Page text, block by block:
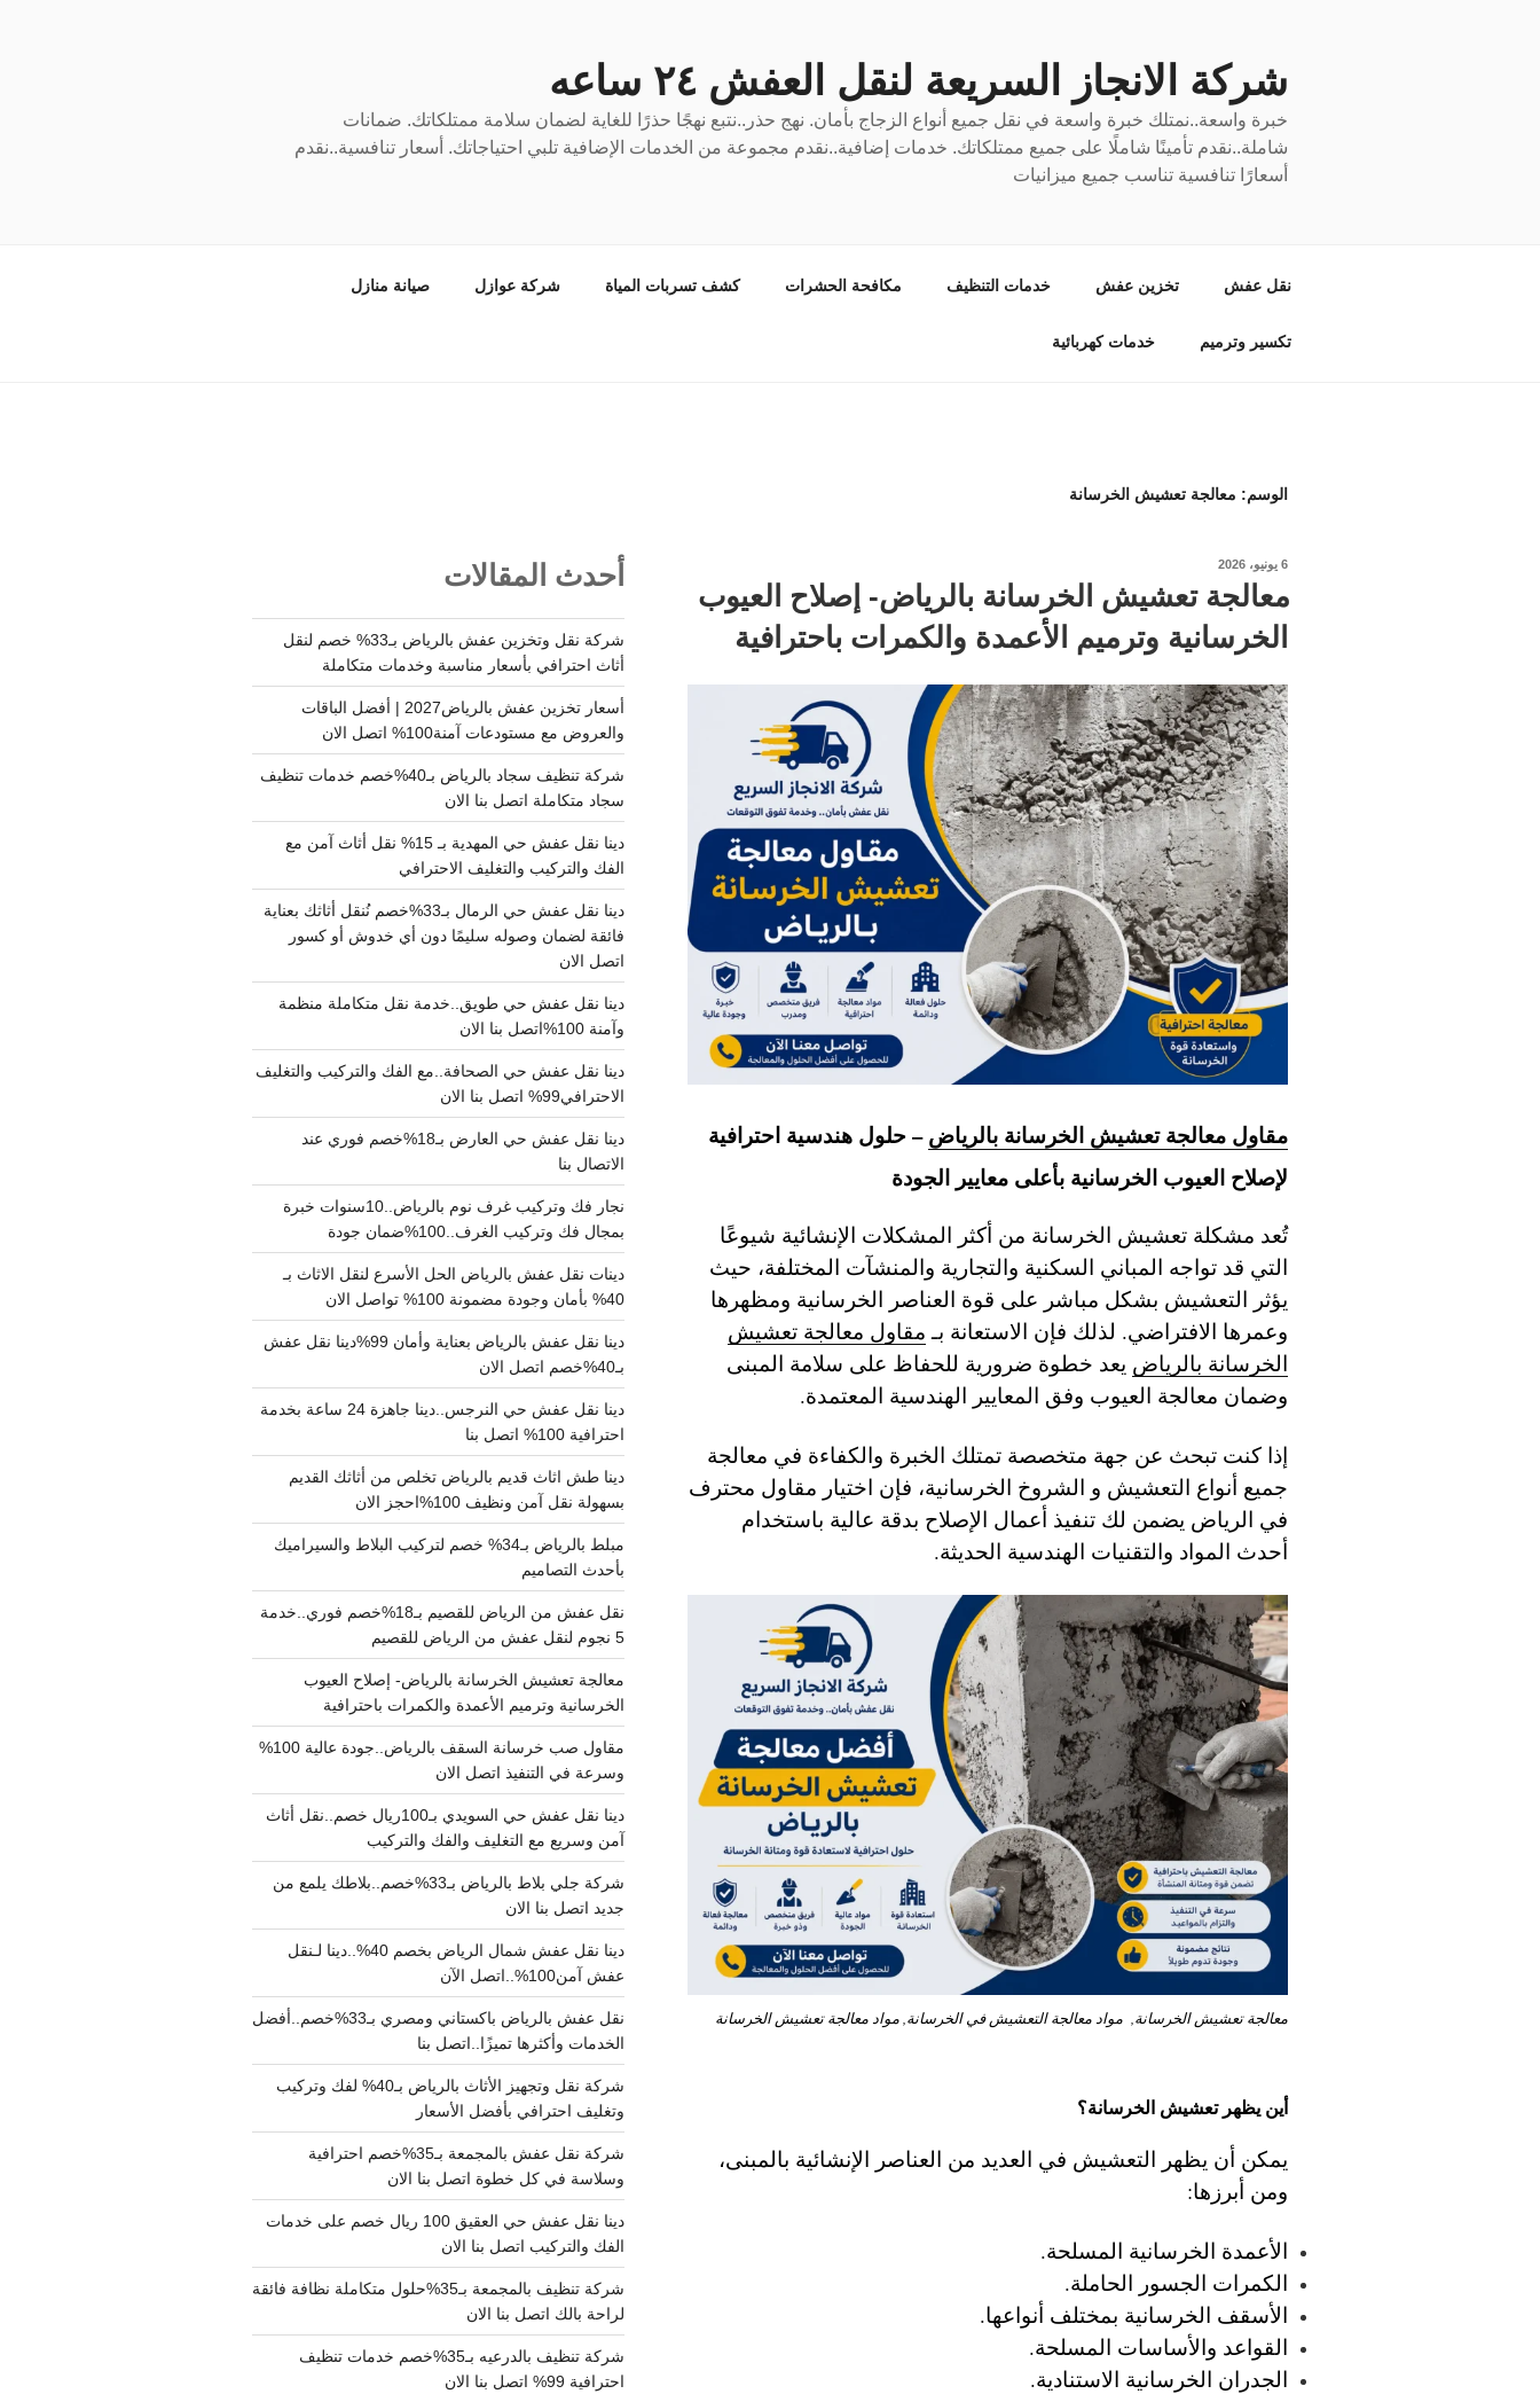
شركة الانجاز السريعة لنقل العفش ٢٤ ساعه
خبرة واسعة..نمتلك خبرة واسعة في نقل جميع أنواع الزجاج بأمان. نهج حذر..نتبع نهجًا حذرًا للغاية لضمان سلامة ممتلكاتك. ضمانات
شاملة..نقدم تأمينًا شاملًا على جميع ممتلكاتك. خدمات إضافية..نقدم مجموعة من الخدمات الإضافية تلبي احتياجاتك. أسعار تنافسية..نقدم
أسعارًا تنافسية تناسب جميع ميزانيات
نقل عفش تخزين عفش خدمات التنظيف مكافحة الحشرات كشف تسربات المياة شركة عوازل صيانة منازل
تكسير وترميم خدمات كهربائية
الوسم: معالجة تعشيش الخرسانة
نُشر
6 يونيو، 2026
معالجة تعشيش الخرسانة بالرياض- إصلاح العيوب
الخرسانية وترميم الأعمدة والكمرات باحترافية
مقاول معالجة تعشيش الخرسانة بالرياض– حلول هندسية احترافية
لإصلاح العيوب الخرسانية بأعلى معايير الجودة
تُعد مشكلة تعشيش الخرسانة من أكثر المشكلات الإنشائية شيوعًا
التي قد تواجه المباني السكنية والتجارية والمنشآت المختلفة، حيث
يؤثر التعشيش بشكل مباشر على قوة العناصر الخرسانية ومظهرها
وعمرها الافتراضي. لذلك فإن الاستعانة بـ مقاول معالجة تعشيش
الخرسانة بالرياض يعد خطوة ضرورية للحفاظ على سلامة المبنى
وضمان معالجة العيوب وفق المعايير الهندسية المعتمدة.
إذا كنت تبحث عن جهة متخصصة تمتلك الخبرة والكفاءة في معالجة
جميع أنواع التعشيش و الشروخ الخرسانية، فإن اختيار مقاول محترف
في الرياض يضمن لك تنفيذ أعمال الإصلاح بدقة عالية باستخدام
أحدث المواد والتقنيات الهندسية الحديثة.
معالجة تعشيش الخرسانة, مواد معالجة التعشيش في الخرسانة, مواد معالجة تعشيش الخرسانة
أين يظهر تعشيش الخرسانة؟
يمكن أن يظهر التعشيش في العديد من العناصر الإنشائية بالمبنى،
ومن أبرزها:
الأعمدة الخرسانية المسلحة.
الكمرات الجسور الحاملة.
الأسقف الخرسانية بمختلف أنواعها.
القواعد والأساسات المسلحة.
الجدران الخرسانية الاستنادية.
أحدث المقالات
شركة نقل وتخزين عفش بالرياض بـ33% خصم لنقل
أثاث احترافي بأسعار مناسبة وخدمات متكاملة
أسعار تخزين عفش بالرياض2027 | أفضل الباقات
والعروض مع مستودعات آمنة100% اتصل الان
شركة تنظيف سجاد بالرياض بـ40%خصم خدمات تنظيف
سجاد متكاملة اتصل بنا الان
دينا نقل عفش حي المهدية بـ 15% نقل أثاث آمن مع
الفك والتركيب والتغليف الاحترافي
دينا نقل عفش حي الرمال بـ33%خصم نُنقل أثاثك بعناية
فائقة لضمان وصوله سليمًا دون أي خدوش أو كسور
اتصل الان
دينا نقل عفش حي طويق..خدمة نقل متكاملة منظمة
وآمنة 100%اتصل بنا الان
دينا نقل عفش حي الصحافة..مع الفك والتركيب والتغليف
الاحترافي99% اتصل بنا الان
دينا نقل عفش حي العارض بـ18%خصم فوري عند
الاتصال بنا
نجار فك وتركيب غرف نوم بالرياض..10سنوات خبرة
بمجال فك وتركيب الغرف..100%ضمان جودة
دينات نقل عفش بالرياض الحل الأسرع لنقل الاثاث بـ
40% بأمان وجودة مضمونة 100% تواصل الان
دينا نقل عفش بالرياض بعناية وأمان 99%دينا نقل عفش
بـ40%خصم اتصل الان
دينا نقل عفش حي النرجس..دينا جاهزة 24 ساعة بخدمة
احترافية 100% اتصل بنا
دينا طش اثاث قديم بالرياض تخلص من أثاثك القديم
بسهولة نقل آمن ونظيف 100%احجز الان
مبلط بالرياض بـ34% خصم لتركيب البلاط والسيراميك
بأحدث التصاميم
نقل عفش من الرياض للقصيم بـ18%خصم فوري..خدمة
5 نجوم لنقل عفش من الرياض للقصيم
معالجة تعشيش الخرسانة بالرياض- إصلاح العيوب
الخرسانية وترميم الأعمدة والكمرات باحترافية
مقاول صب خرسانة السقف بالرياض..جودة عالية 100%
وسرعة في التنفيذ اتصل الان
دينا نقل عفش حي السويدي بـ100ريال خصم..نقل أثاث
آمن وسريع مع التغليف والفك والتركيب
شركة جلي بلاط بالرياض بـ33%خصم..بلاطك يلمع من
جديد اتصل بنا الان
دينا نقل عفش شمال الرياض بخصم 40%..دينا لـنقل
عفش آمن100%..اتصل الآن
نقل عفش بالرياض باكستاني ومصري بـ33%خصم..أفضل
الخدمات وأكثرها تميزًا..اتصل بنا
شركة نقل وتجهيز الأثاث بالرياض بـ40% لفك وتركيب
وتغليف احترافي بأفضل الأسعار
شركة نقل عفش بالمجمعة بـ35%خصم احترافية
وسلاسة في كل خطوة اتصل بنا الان
دينا نقل عفش حي العقيق 100 ريال خصم على خدمات
الفك والتركيب اتصل بنا الان
شركة تنظيف بالمجمعة بـ35%حلول متكاملة نظافة فائقة
لراحة بالك اتصل بنا الان
شركة تنظيف بالدرعيه بـ35%خصم خدمات تنظيف
احترافية 99% اتصل بنا الان